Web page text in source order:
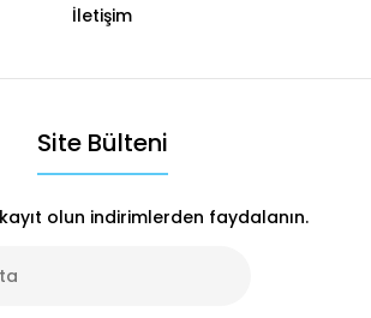
İletişim
Site Bülteni
olun indirimlerden faydalanın.